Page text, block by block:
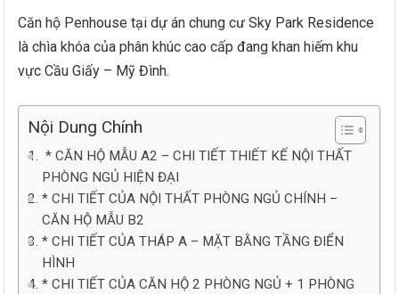
Căn hộ Penhouse tại dự án chung cư Sky Park Residence
là chìa khóa của phân khúc cao cấp đang khan hiếm khu
vực Cầu Giấy – Mỹ Đình.
Nội Dung Chính
* CĂN HỘ MẪU A2 – CHI TIẾT THIẾT KẾ NỘI THẤT
PHÒNG NGỦ HIỆN ĐẠI
* CHI TIẾT CỦA NỘI THẤT PHÒNG NGỦ CHÍNH –
CĂN HỘ MẪU B2
* CHI TIẾT CỦA THÁP A – MẶT BẰNG TẦNG ĐIỂN
HÌNH
* CHI TIẾT CỦA CĂN HỘ 2 PHÒNG NGỦ + 1 PHÒNG